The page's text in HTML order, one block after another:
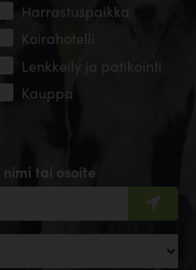
tai osoite
Harrastuspaikka
Koirahotelli
Lenkkeily ja patikointi
Kauppa